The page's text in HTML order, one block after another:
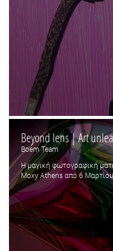
Beyond lens | Art
Boem Team
Η μαγική φωτογραφική
Moxy Athens από 6